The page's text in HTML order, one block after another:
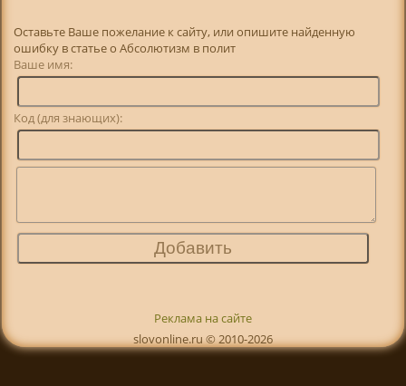
Оставьте Ваше пожелание к сайту, или опишите найденную
ошибку в статье о Абсолютизм в полит
Ваше имя:
Код (для знающих):
Реклама на сайте
slovonline.ru © 2010-2026